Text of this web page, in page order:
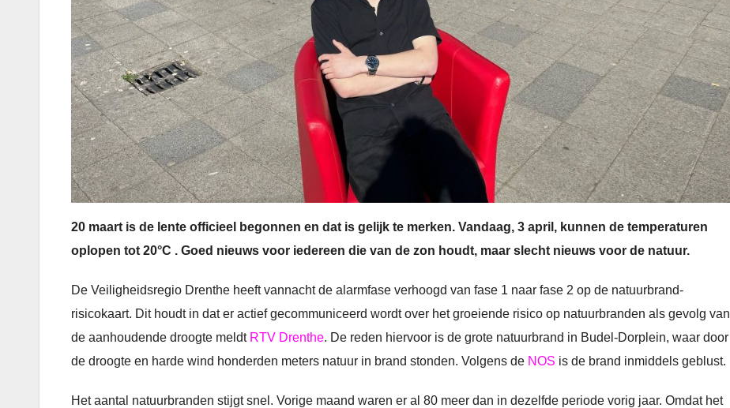
20 maart is de lente officieel begonnen en dat is gelijk te merken. Vandaag, 3 april, kunnen de temperaturen
oplopen tot 20°C . Goed nieuws voor iedereen die van de zon houdt, maar slecht nieuws voor de natuur.
De Veiligheidsregio Drenthe heeft vannacht de alarmfase verhoogd van fase 1 naar fase 2 op de natuurbrand-
risicokaart. Dit houdt in dat er actief gecommuniceerd wordt over het groeiende risico op natuurbranden als gevolg van
de aanhoudende droogte meldt RTV Drenthe. De reden hiervoor is de grote natuurbrand in Budel-Dorplein, waar door
de droogte en harde wind honderden meters natuur in brand stonden. Volgens de NOS is de brand inmiddels geblust.
Het aantal natuurbranden stijgt snel. Vorige maand waren er al 80 meer dan in dezelfde periode vorig jaar. Omdat het